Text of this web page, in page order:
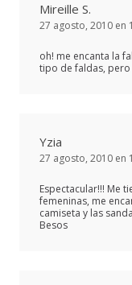
Mireille S.
27 agosto, 2010 en
oh! me encanta la
tipo de faldas, pero
Yzia
27 agosto, 2010 en
Espectacular!!! Me
femeninas, me
camiseta y las
Besos